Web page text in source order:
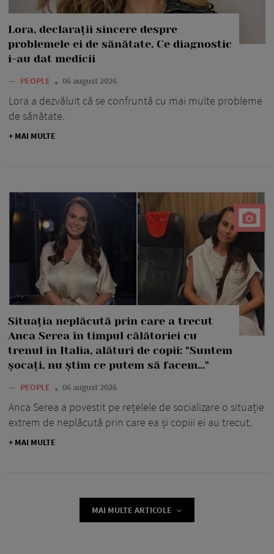
Lora, declarații sincere despre
problemele ei de sănătate. Ce diagnostic
i-au dat medicii
— PEOPLE 06 august 2026
Lora a dezvăluit că se confruntă cu mai multe probleme
de sănătate.
+ MAI MULTE
Situația neplăcută prin care a trecut
Anca Serea în timpul călătoriei cu
trenul în Italia, alături de copii: "Suntem
șocați, nu știm ce putem să facem..."
— PEOPLE 06 august 2026
Anca Serea a povestit pe rețelele de socializare o situație
extrem de neplăcută prin care ea și copiii ei au trecut.
+ MAI MULTE
MAI MULTE ARTICOLE